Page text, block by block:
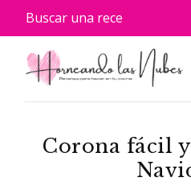
Corona fácil